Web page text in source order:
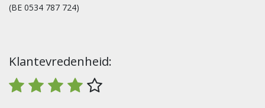
(BE 0534 787 724)
Klantevredenheid: